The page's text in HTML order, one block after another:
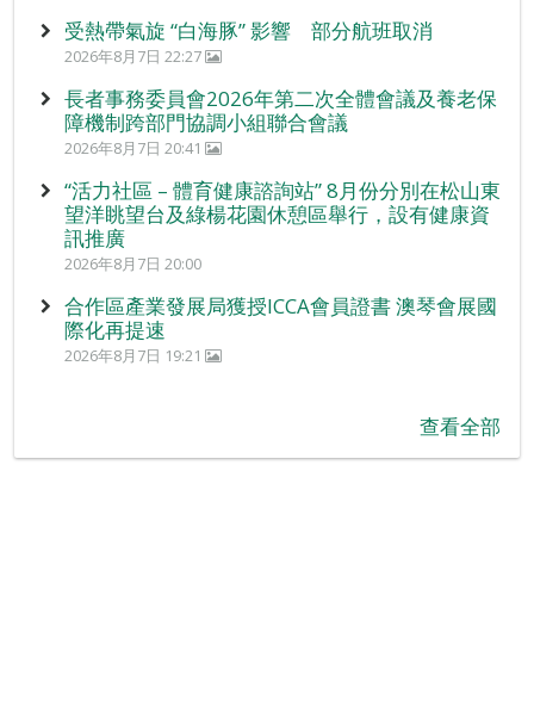
受熱帶氣旋 “白海豚” 影響 部分航班取消
2026年8月7日 22:27
長者事務委員會2026年第二次全體會議及養老保
障機制跨部門協調小組聯合會議
2026年8月7日 20:41
“活力社區 – 體育健康諮詢站” 8月份分別在松山東
望洋眺望台及綠楊花園休憩區舉行，設有健康資
訊推廣
2026年8月7日 20:00
合作區產業發展局獲授ICCA會員證書 澳琴會展國
際化再提速
2026年8月7日 19:21
查看全部